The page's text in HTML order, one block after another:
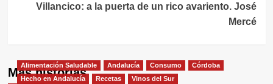
Villancico: a la puerta de un rico avariento. José
Mercé
Más historias
Alimentación Saludable Andalucía Consumo
Córdoba
Hecho en Andalucía
Recetas Vinos del Sur